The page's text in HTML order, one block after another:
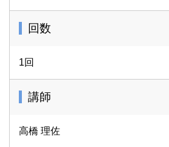
回数
1回
講師
高橋 理佐